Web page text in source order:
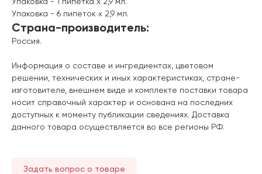
Упаковка - 6 пипеток х 2,9 мл.
Страна-производитель:
Россия.
Информация о составе и ингредиентах, цветовом
решении, технических и иных характеристиках, стране-
изготовителе, внешнем виде и комплекте поставки товара
носит справочный характер и основана на последних
доступных к моменту публикации сведениях. Доставка
данного товара осуществляется во все регионы РФ.
Задать вопрос о товаре